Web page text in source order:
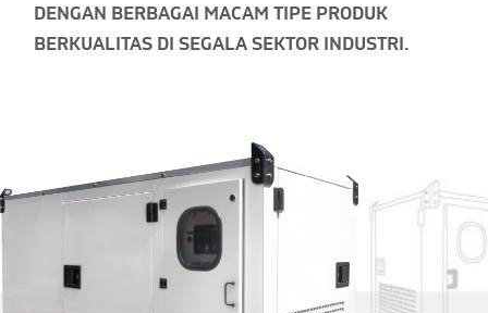
DENGAN BERBAGAI MACAM TIPE PRODUK
BERKUALITAS DI SEGALA SEKTOR INDUSTRI.